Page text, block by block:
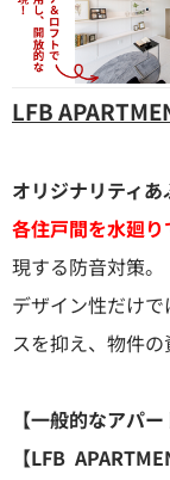
LFB
オリジナリティ
各住戸間を水廻り
現する防音対策。
デザイン性だけ
スを抑え、物件の
【一般的なアパ
【LFB